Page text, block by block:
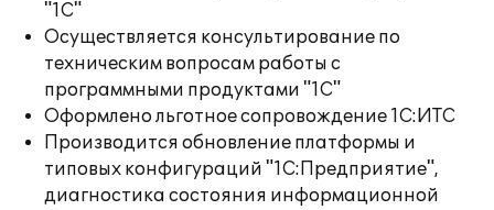
"1С"
Осуществляется консультирование по
техническим вопросам работы с
программными продуктами "1С"
Оформлено льготное сопровождение 1С:ИТС
Производится обновление платформы и
типовых конфигураций "1С:Предприятие",
диагностика состояния информационной